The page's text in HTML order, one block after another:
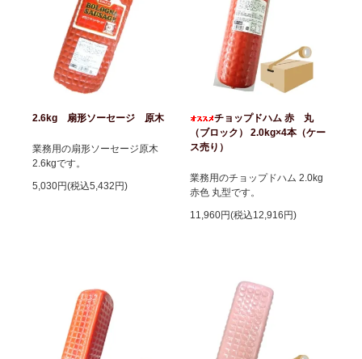
2.6kg 扇形ソーセージ 原木
業務用の扇形ソーセージ原木
2.6kgです。
5,030円(税込5,432円)
チョップドハム 赤 丸
（ブロック） 2.0kg×4本（ケー
ス売り）
業務用のチョップドハム 2.0kg
赤色 丸型です。
11,960円(税込12,916円)